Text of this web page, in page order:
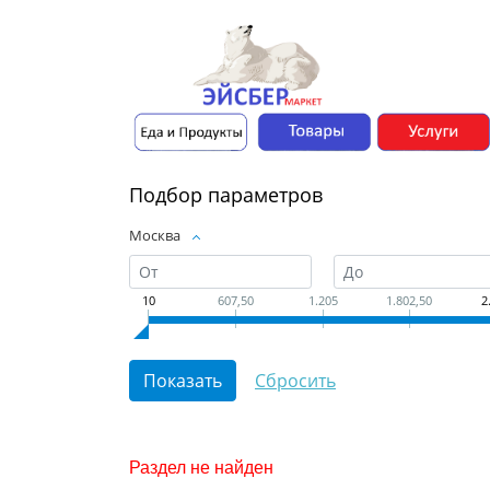
Подбор параметров
Москва
10 607,50 1.205 1.802,50
Раздел не найден